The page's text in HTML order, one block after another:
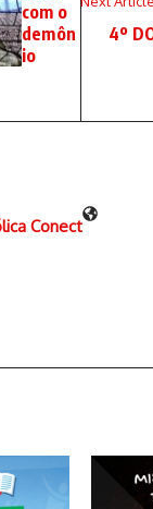
com o
demôn
io
4º
Conect